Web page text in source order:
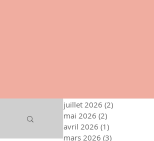
juillet 2026 (2)
mai 2026 (2)
avril 2026 (1)
mars 2026 (3)